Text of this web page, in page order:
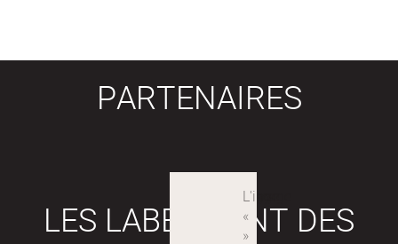
PARTENAIRES
LES LABEX SONT DES